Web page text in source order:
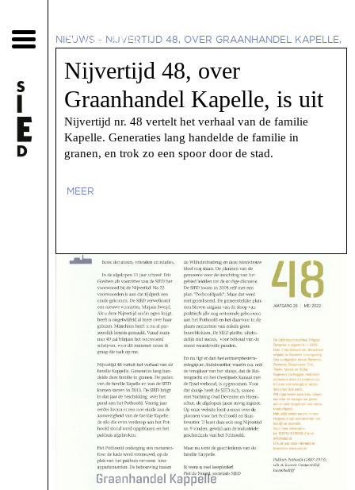
NIEUWS - NIJVERTIJD 48, OVER GRAANHANDEL KAPELLE,
20 juni 2022
Nijvertijd 48, over
Graanhandel Kapelle, is uit
Nijvertijd nr. 48 vertelt het verhaal van de familie
Kapelle. Generaties lang handelde de familie in
granen, en trok zo een spoor door de stad.
MEER